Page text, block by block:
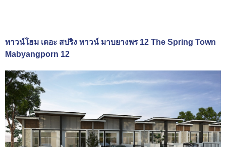
ทาวน์โฮม เดอะ สปริง ทาวน์ มาบยางพร 12 The Spring Town
Mabyangporn 12